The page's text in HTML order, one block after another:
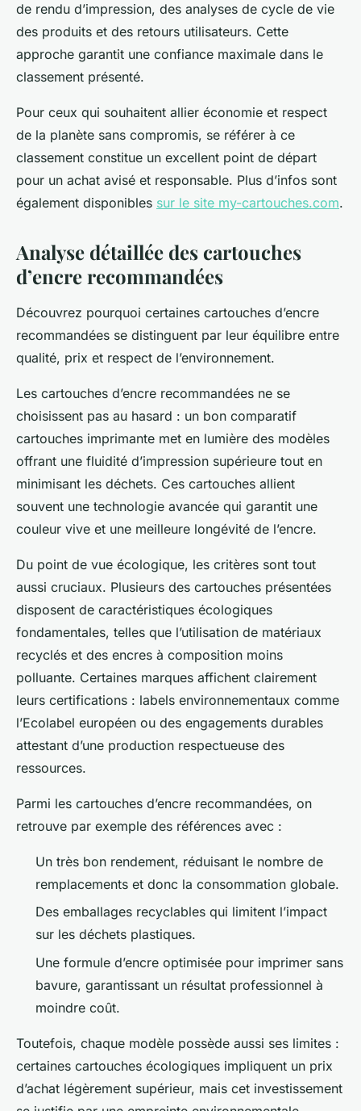
de rendu d’impression, des analyses de cycle de vie
des produits et des retours utilisateurs. Cette
approche garantit une confiance maximale dans le
classement présenté.
Pour ceux qui souhaitent allier économie et respect
de la planète sans compromis, se référer à ce
classement constitue un excellent point de départ
pour un achat avisé et responsable. Plus d’infos sont
également disponibles sur le site my-cartouches.com.
Analyse détaillée des cartouches
d’encre recommandées
Découvrez pourquoi certaines cartouches d’encre
recommandées se distinguent par leur équilibre entre
qualité, prix et respect de l’environnement.
Les cartouches d’encre recommandées ne se
choisissent pas au hasard : un bon comparatif
cartouches imprimante met en lumière des modèles
offrant une fluidité d’impression supérieure tout en
minimisant les déchets. Ces cartouches allient
souvent une technologie avancée qui garantit une
couleur vive et une meilleure longévité de l’encre.
Du point de vue écologique, les critères sont tout
aussi cruciaux. Plusieurs des cartouches présentées
disposent de caractéristiques écologiques
fondamentales, telles que l’utilisation de matériaux
recyclés et des encres à composition moins
polluante. Certaines marques affichent clairement
leurs certifications : labels environnementaux comme
l’Ecolabel européen ou des engagements durables
attestant d’une production respectueuse des
ressources.
Parmi les cartouches d’encre recommandées, on
retrouve par exemple des références avec :
Un très bon rendement, réduisant le nombre de
remplacements et donc la consommation globale.
Des emballages recyclables qui limitent l’impact
sur les déchets plastiques.
Une formule d’encre optimisée pour imprimer sans
bavure, garantissant un résultat professionnel à
moindre coût.
Toutefois, chaque modèle possède aussi ses limites :
certaines cartouches écologiques impliquent un prix
d’achat légèrement supérieur, mais cet investissement